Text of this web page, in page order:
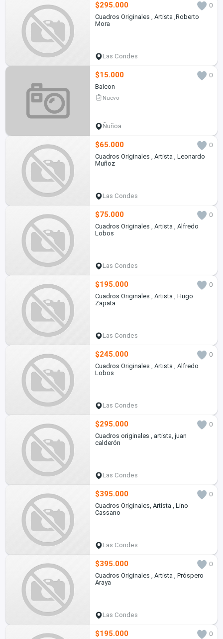
$295.000
0
Cuadros Originales , Artista ,Roberto
Mora
Las Condes
$15.000
0
Balcon
Nuevo
Ñuñoa
$65.000
0
Cuadros Originales , Artista , Leonardo
Muñoz
Las Condes
$75.000
0
Cuadros Originales , Artista , Alfredo
Lobos
Las Condes
$195.000
0
Cuadros Originales , Artista , Hugo
Zapata
Las Condes
$245.000
0
Cuadros Originales , Artista , Alfredo
Lobos
Las Condes
$295.000
0
Cuadros originales , artista, juan
calderón
Las Condes
$395.000
0
Cuadros Originales, Artista , Lino
Cassano
Las Condes
$395.000
0
Cuadros Originales , Artista , Próspero
Araya
Las Condes
$195.000
0